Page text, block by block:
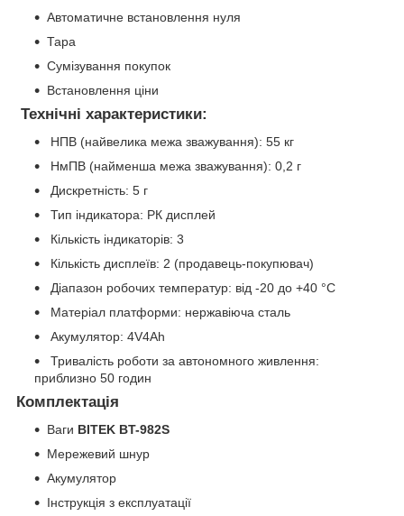
Автоматичне встановлення нуля
Тара
Сумізування покупок
Встановлення ціни
Технічні характеристики:
НПВ (найвелика межа зважування): 55 кг
НмПВ (найменша межа зважування): 0,2 г
Дискретність: 5 г
Тип індикатора: РК дисплей
Кількість індикаторів: 3
Кількість дисплеїв: 2 (продавець-покупювач)
Діапазон робочих температур: від -20 до +40 °C
Матеріал платформи: нержавіюча сталь
Акумулятор: 4V4Ah
Тривалість роботи за автономного живлення:
приблизно 50 годин
Комплектація
Ваги BITEK BT-982S
Мережевий шнур
Акумулятор
Інструкція з експлуатації